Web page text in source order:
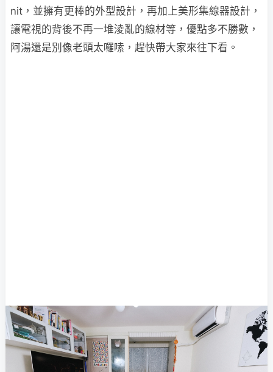
nit，並擁有更棒的外型設計，再加上美形集線器設計，
讓電視的背後不再一堆淩亂的線材等，優點多不勝數，
阿湯還是別像老頭太囉嗦，趕快帶大家來往下看。